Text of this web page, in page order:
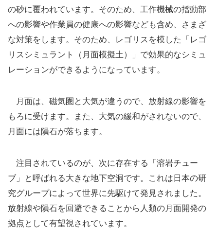
の砂に覆われています。そのため、工作機械の摺動部
への影響や作業員の健康への影響なども含め、さまざ
な対策をします。そのため、レゴリスを模した「レゴ
リスシミュラント（月面模擬土）」で効果的なシミュ
レーションができるようになっています。
月面は、磁気圏と大気が違うので、放射線の影響を
もろに受けます。また、大気の緩和がされないので、
月面には隕石が落ちます。
注目されているのが、次に存在する「溶岩チュー
ブ」と呼ばれる大きな地下空洞です。これは日本の研
究グループによって世界に先駆けて発見されました。
放射線や隕石を回避できることから人類の月面開発の
拠点として有望視されています。